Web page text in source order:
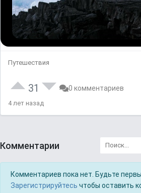
Путешествия
31 0 комментариев
4 лет назад
Комментарии
Комментариев пока нет. Будьте
Зарегистрируйтесь чтобы оставить